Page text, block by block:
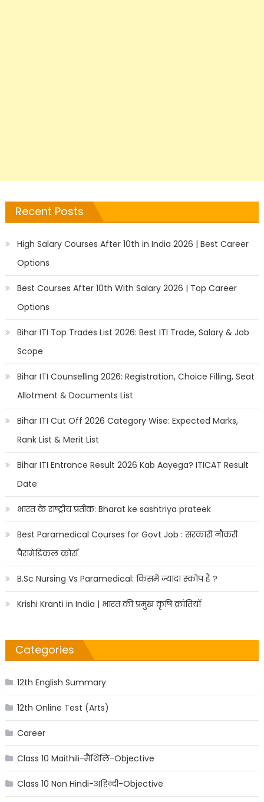
Recent Posts
High Salary Courses After 10th in India 2026 | Best Career
Options
Best Courses After 10th With Salary 2026 | Top Career
Options
Bihar ITI Top Trades List 2026: Best ITI Trade, Salary & Job
Scope
Bihar ITI Counselling 2026: Registration, Choice Filling, Seat
Allotment & Documents List
Bihar ITI Cut Off 2026 Category Wise: Expected Marks,
Rank List & Merit List
Bihar ITI Entrance Result 2026 Kab Aayega? ITICAT Result
Date
भारत के राष्ट्रीय प्रतीक: Bharat ke sashtriya prateek
Best Paramedical Courses for Govt Job : सरकारी नौकरी
पैरामेडिकल कोर्स
B.Sc Nursing Vs Paramedical: किसमें ज्यादा स्कोप है ?
Krishi Kranti in India | भारत की प्रमुख कृषि क्रांतियाँ
Categories
12th English Summary
12th Online Test (Arts)
Career
Class 10 Maithili-मैथिलि-Objective
Class 10 Non Hindi-अहिन्दी-Objective